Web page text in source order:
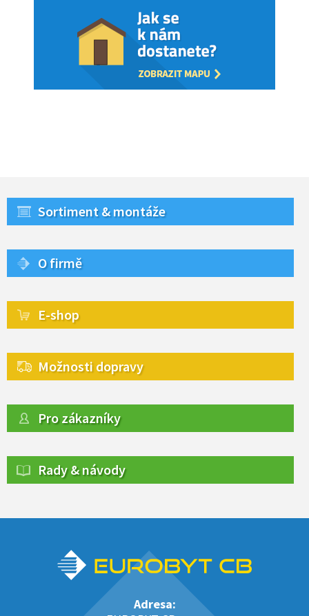
Sortiment & montáže
O firmě
E-shop
Možnosti dopravy
Pro zákazníky
Rady & návody
Adresa: